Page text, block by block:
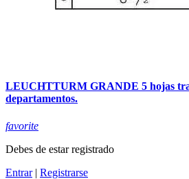
LEUCHTTURM GRANDE 5 hojas
departamentos.
favorite
Debes de estar registrado
Entrar| Registrarse